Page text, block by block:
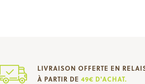
LIVRAISON OFFERTE EN
À PARTIR DE 49€ D'ACHAT.